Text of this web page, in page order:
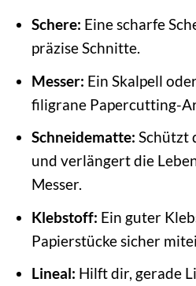
Schere: Eine scharfe
präzise Schnitte.
Messer: Ein Skalpell
filigrane Papercutting-
Schneidematte: Schützt
und verlängert die
Messer.
Klebstoff: Ein guter
Papierstücke sicher
Lineal: Hilft dir, gerade